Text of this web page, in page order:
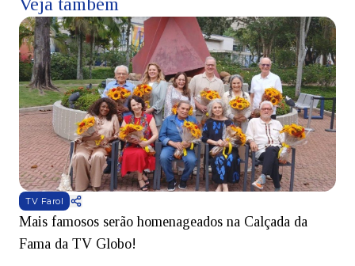
Veja também
TV Farol
Mais famosos serão homenageados na Calçada da
Fama da TV Globo!